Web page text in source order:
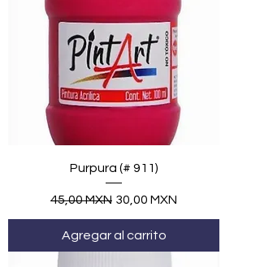
Purpura (# 911)
Precio
45,00 MXN Precio de oferta
30,00 MXN
Agregar al carrito